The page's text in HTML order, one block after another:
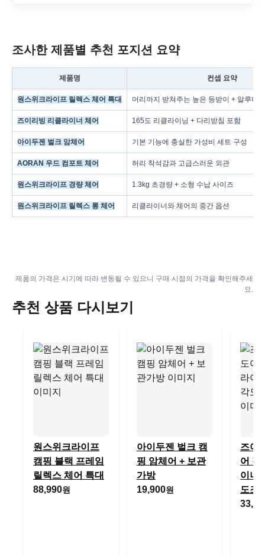
조사한 제품별 추천 포지션 요약
제품명 컨셉 요약
원스위크라이프 릴렉스 체어 특대 머리까지 받쳐주는 높은 등받이 + 알루미
즈이리빙 리클라이너 체어 165도 리클라이닝 + 다리받침 포함
아이두젠 벌크 암체어 기본 기능에 충실한 가성비 세트 구성
AORAN 우드 컴포트 체어 허리 착석감과 고급스러운 외관
원스위크라이프 경량 체어 1.3kg 초경량 + 소형 수납 사이즈
원스위크라이프 릴렉스 롱 체어 리클라이너와 체어의 중간 옵션
제품의 가격은 시기에 따라 변동될 수 있으니 구매 시점의 가격을 확인해주세
요.
추천 상품 다시보기
원스위크라이프
캠핑 블랙 프레임
릴렉스 체어 특대
88,990원
아이두젠 벌크 캠
핑 암체어 + 보관
가방
19,900원
즈이
어 접
이너
도조